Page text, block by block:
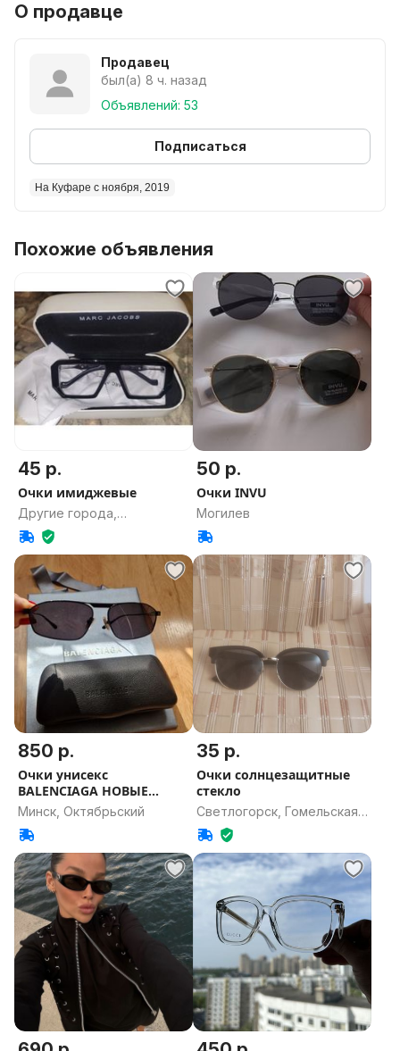
О продавце
Продавец
был(а) 8 ч. назад
Объявлений: 53
Подписаться
На Куфаре с ноября, 2019
Похожие объявления
45 р.
Очки имиджевые
Другие города,
Могилевская область
50 р.
Очки INVU
Могилев
850 р.
Очки унисекс
BALENCIAGA НОВЫЕ
ОРИГИНАЛ
Минск, Октябрьский
35 р.
Очки солнцезащитные
стекло
Светлогорск, Гомельская
область